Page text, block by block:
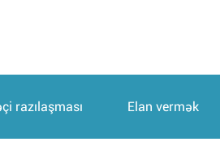
razılaşması Elan vermək